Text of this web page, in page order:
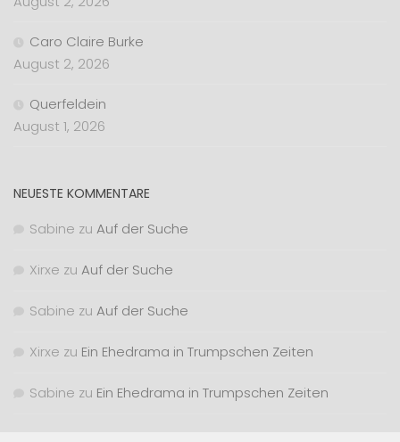
Caro Claire Burke
August 2, 2026
Querfeldein
August 1, 2026
NEUESTE KOMMENTARE
Sabine zu Auf der Suche
Xirxe zu Auf der Suche
Sabine zu Auf der Suche
Xirxe zu Ein Ehedrama in Trumpschen Zeiten
Sabine zu Ein Ehedrama in Trumpschen Zeiten